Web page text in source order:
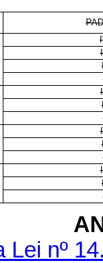
Lei nº